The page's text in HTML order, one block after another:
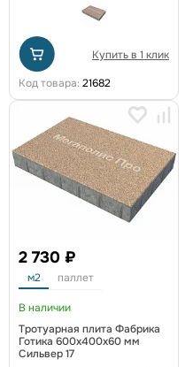
Купить в 1 клик
Код товара: 21682
2 730 ₽
м2 паллет
В наличии
Тротуарная плита Фабрика
Готика 600х400х60 мм
Сильвер 17